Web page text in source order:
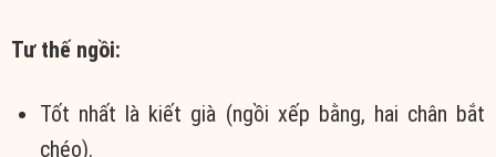
Tư thế ngồi:
Tốt nhất là kiết già (ngồi xếp bằng, hai chân bắt
chéo).